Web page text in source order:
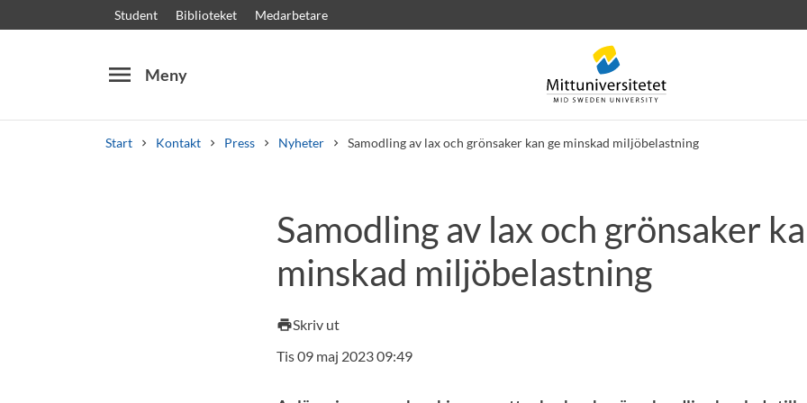
Student Biblioteket Medarbetare
menu Meny
Start Kontakt Press Nyheter Samodling av lax och grönsaker kan ge minskad miljöbelastning
Kursplaner VälkomstbrevPersonal Lediga jobb
Samodling av lax och grönsaker
minskad miljöbelastning
printSkriv ut
Tis 09 maj 2023 09:49